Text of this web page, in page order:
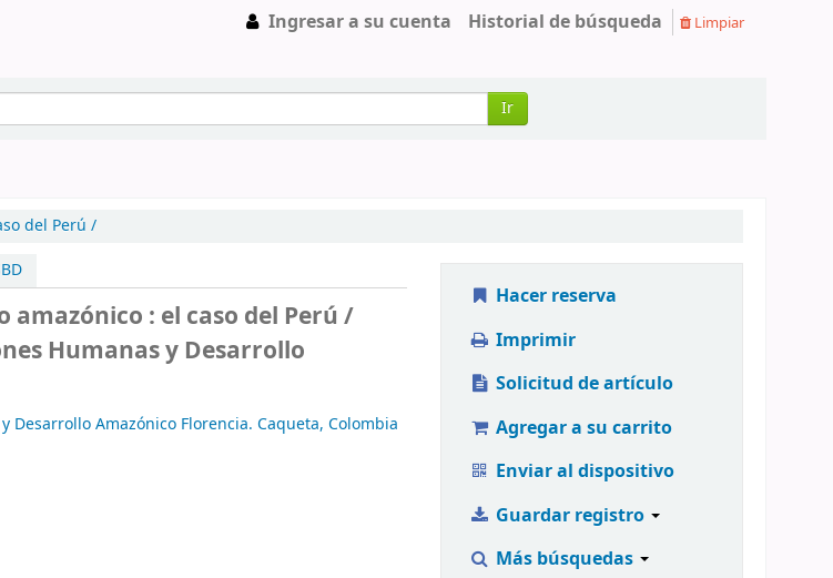
Ingresar a su cuenta Historial de búsqueda Limpiar
Ir
del Perú /
: el caso del Perú /
Humanas y Desarrollo
Desarrollo Amazónico Florencia. Caqueta, Colombia
Hacer reserva
Imprimir
Solicitud de artículo
Agregar a su carrito
Enviar al dispositivo
Guardar registro
Más búsquedas